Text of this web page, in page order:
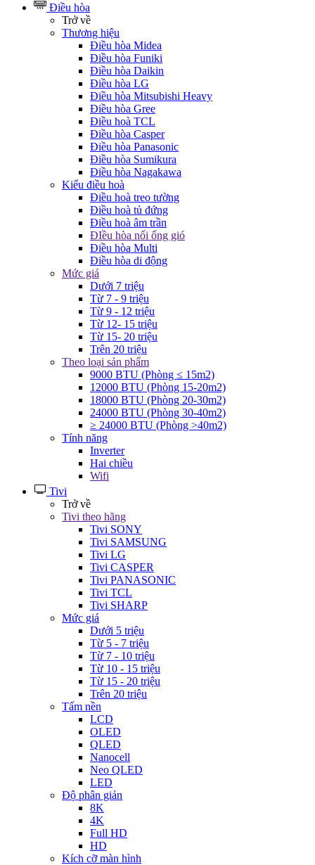
Điều hòa
Trở về
Thương hiệu
Điều hòa Midea
Điều hòa Funiki
Điều hòa Daikin
Điều hòa LG
Điều hòa Mitsubishi Heavy
Điều hòa Gree
Điều hoà TCL
Điều hòa Casper
Điều hòa Panasonic
Điều hòa Sumikura
Điều hòa Nagakawa
Kiểu điều hoà
Điều hoà treo tường
Điều hoà tủ đứng
Điều hoà âm trần
ĐIều hòa nối ống gió
Điều hòa Multi
Điều hòa di động
Mức giá
Dưới 7 triệu
Từ 7 - 9 triệu
Từ 9 - 12 triệu
Từ 12- 15 triệu
Từ 15- 20 triệu
Trên 20 triệu
Theo loại sản phẩm
9000 BTU (Phòng ≤ 15m2)
12000 BTU (Phòng 15-20m2)
18000 BTU (Phòng 20-30m2)
24000 BTU (Phòng 30-40m2)
≥ 24000 BTU (Phòng >40m2)
Tính năng
Inverter
Hai chiều
Wifi
Tivi
Trở về
Tivi theo hãng
Tivi SONY
Tivi SAMSUNG
Tivi LG
Tivi CASPER
Tivi PANASONIC
Tivi TCL
Tivi SHARP
Mức giá
Dưới 5 triệu
Từ 5 - 7 triệu
Từ 7 - 10 triệu
Từ 10 - 15 triệu
Từ 15 - 20 triệu
Trên 20 triệu
Tấm nền
LCD
OLED
QLED
Nanocell
Neo QLED
LED
Độ phân giản
8K
4K
Full HD
HD
Kích cỡ màn hình